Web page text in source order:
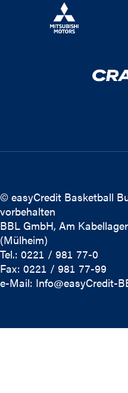
© easyCredit Basketball
vorbehalten
BBL GmbH, Am
(Mülheim)
Tel.: 0221 / 981 77-0
Fax: 0221 / 981 77-99
e-Mail: Info@easyCredit-